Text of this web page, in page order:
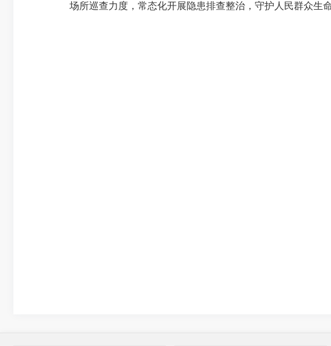
场所巡查力度，常态化开展隐患排查整治，守护人民群众生